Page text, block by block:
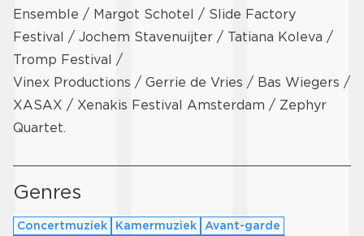
Ensemble / Margot Schotel / Slide Factory
Festival / Jochem Stavenuijter / Tatiana Koleva /
Tromp Festival /
Vinex Productions / Gerrie de Vries / Bas Wiegers /
XASAX / Xenakis Festival Amsterdam / Zephyr
Quartet.
Genres
Concertmuziek Kamermuziek
Avant-garde